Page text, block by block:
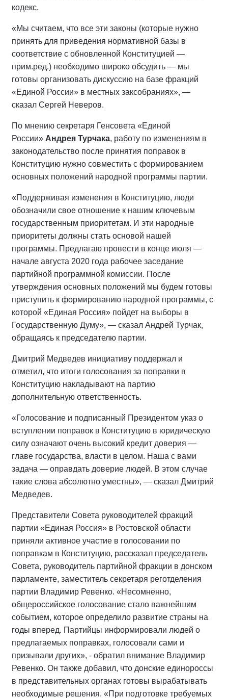
кодекс.
«Мы считаем, что все эти законы (которые нужно
принять для приведения нормативной базы в
соответствие с обновленной Конституцией —
прим.ред.) необходимо широко обсудить — мы
готовы организовать дискуссию на базе фракций
«Единой России» в местных заксобраниях», —
сказал Сергей Неверов.
По мнению секретаря Генсовета «Единой
России» Андрея Турчака, работу по изменениям в
законодательство после принятия поправок в
Конституцию нужно совместить с формированием
основных положений народной программы партии.
«Поддерживая изменения в Конституцию, люди
обозначили свое отношение к нашим ключевым
государственным приоритетам. И эти народные
приоритеты должны стать основой нашей
программы. Предлагаю провести в конце июля —
начале августа 2020 года рабочее заседание
партийной программной комиссии. После
утверждения основных положений мы будем готовы
приступить к формированию народной программы, с
которой «Единая Россия» пойдет на выборы в
Государственную Думу», — сказал Андрей Турчак,
обращаясь к председателю партии.
Дмитрий Медведев инициативу поддержал и
отметил, что итоги голосования за поправки в
Конституцию накладывают на партию
дополнительную ответственность.
«Голосование и подписанный Президентом указ о
вступлении поправок в Конституцию в юридическую
силу означают очень высокий кредит доверия —
главе государства, власти в целом. Наша с вами
задача — оправдать доверие людей. В этом случае
такие слова абсолютно уместны», — сказал Дмитрий
Медведев.
Представители Совета руководителей фракций
партии «Единая Россия» в Ростовской области
приняли активное участие в голосовании по
поправкам в Конституцию, рассказал председатель
Совета, руководитель партийной фракции в донском
парламенте, заместитель секретаря реготделения
партии Владимир Ревенко. «Несомненно,
общероссийское голосование стало важнейшим
событием, которое определило развитие страны на
годы вперед. Партийцы информировали людей о
предлагаемых поправках, голосовали сами и
призывали других», - обратил внимание Владимир
Ревенко. Он также добавил, что донские единороссы
в представительных органах готовы вырабатывать
необходимые решения. «При подготовке требуемых